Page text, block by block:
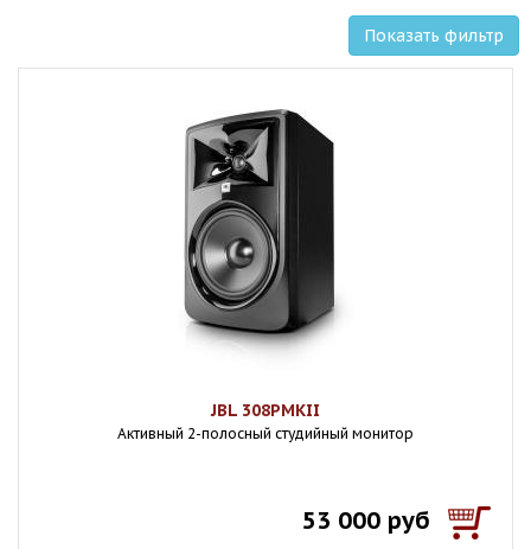
Показать фильтр
JBL 308PMKII
Активный 2-полосный студийный монитор
53 000 руб